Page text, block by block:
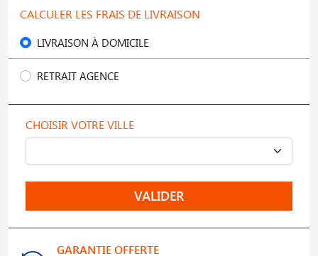
CALCULER LES FRAIS DE LIVRAISON
LIVRAISON À DOMICILE
RETRAIT AGENCE
CHOISIR VOTRE VILLE
VALIDER
GARANTIE OFFERTE